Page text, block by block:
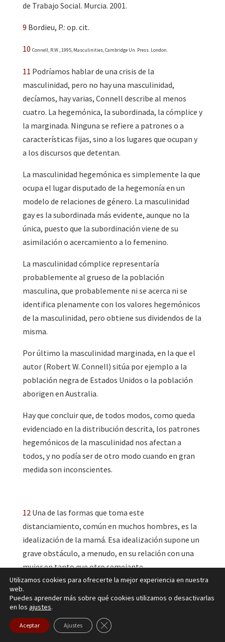
de Trabajo Social. Murcia. 2001.
9 Bordieu, P.: op. cit.
10 Connell, R.W., 1995, Masculinities, Cambridge Un. Press. London.
11 Podríamos hablar de una crisis de la
masculinidad, pero no hay una masculinidad,
decíamos, hay varias, Connell describe al menos
cuatro. La hegemónica, la subordinada, la cómplice y
la marginada. Ninguna se refiere a patrones o a
características fijas, sino a los lugares que ocupan y
a los discursos que detentan.
La masculinidad hegemónica es simplemente la que
ocupa el lugar disputado de la hegemonía en un
modelo de relaciones de género. La masculinidad
gay es la subordinada más evidente, aunque no la
única, puesto que la subordinación viene de su
asimilación o acercamiento a lo femenino.
La masculinidad cómplice representaría
probablemente al grueso de la población
masculina, que probablemente ni se acerca ni se
identifica plenamente con los valores hegemónicos
de la masculinidad, pero obtiene sus dividendos de la
misma.
Por último la masculinidad marginada, en la que el
autor (Robert W. Connell) sitúa por ejemplo a la
población negra de Estados Unidos o la población
aborigen en Australia.
Hay que concluir que, de todos modos, como queda
evidenciado en la distribución descrita, los patrones
hegemónicos de la masculinidad nos afectan a
todos, y no podía ser de otro modo cuando en gran
medida son inconscientes.
12Una de las formas que toma este
distanciamiento, común en muchos hombres, es la
idealización de la mamá. Esa idealización supone un
grave obstáculo, a menudo, en su relación con una
mujer en tanto que otro semejante.
13
Benjamin, como se puede comprobar en sus textos.
El rechazo, le renegación de las experiencias
primeras tiene consecuencias para ambos
Utilizamos cookies para ofrecerte la mejor experiencia en nuestra
web.
Puedes aprender más sobre qué cookies utilizamos o desactivarlas
en los ajustes.
Aceptar Ajustes Cerrar el banner de cookies RGPD